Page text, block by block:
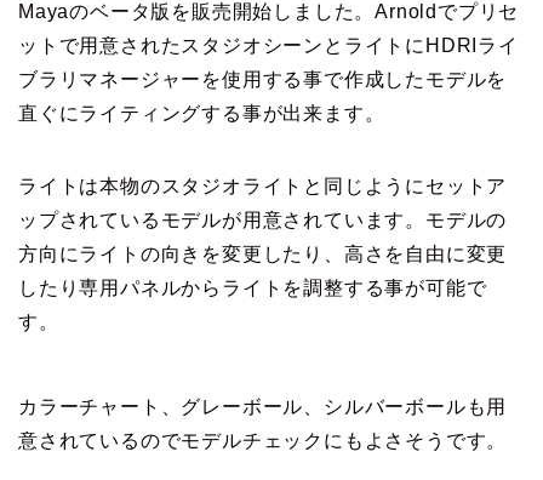
Mayaのベータ版を販売開始しました。Arnoldでプリセ
ットで用意されたスタジオシーンとライトにHDRIライ
ブラリマネージャーを使用する事で作成したモデルを
直ぐにライティングする事が出来ます。
ライトは本物のスタジオライトと同じようにセットア
ップされているモデルが用意されています。モデルの
方向にライトの向きを変更したり、高さを自由に変更
したり専用パネルからライトを調整する事が可能で
す。
カラーチャート、グレーボール、シルバーボールも用
意されているのでモデルチェックにもよさそうです。